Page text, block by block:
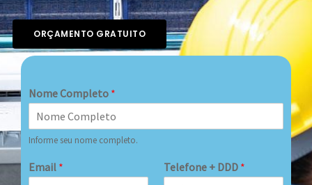
ORÇAMENTO GRATUITO
Nome Completo *
Informe seu nome completo.
Email * Telefone + DDD *